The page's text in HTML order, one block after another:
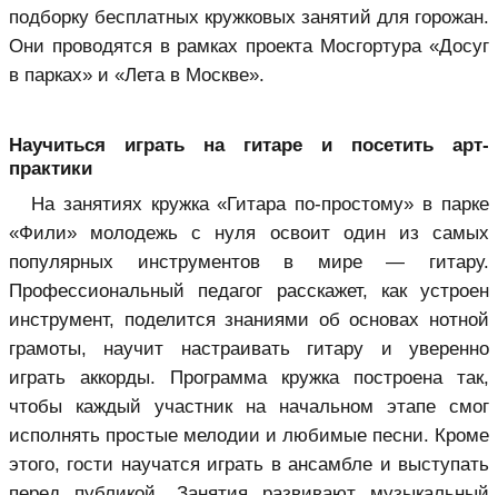
подборку бесплатных кружковых занятий для горожан.
Они проводятся в рамках проекта Мосгортура «Досуг
в парках» и «Лета в Москве».
Научиться играть на гитаре и посетить арт-
практики
На занятиях кружка «Гитара по-простому» в парке
«Фили» молодежь с нуля освоит один из самых
популярных инструментов в мире — гитару.
Профессиональный педагог расскажет, как устроен
инструмент, поделится знаниями об основах нотной
грамоты, научит настраивать гитару и уверенно
играть аккорды. Программа кружка построена так,
чтобы каждый участник на начальном этапе смог
исполнять простые мелодии и любимые песни. Кроме
этого, гости научатся играть в ансамбле и выступать